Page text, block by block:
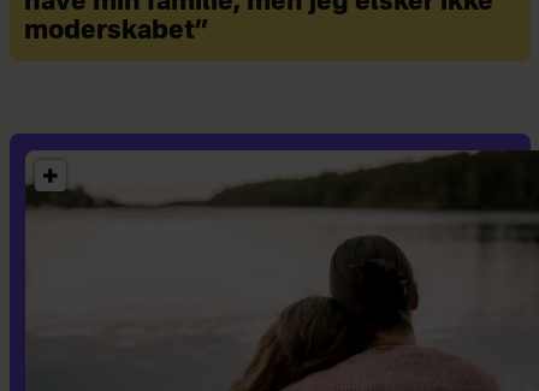
moderskabet”